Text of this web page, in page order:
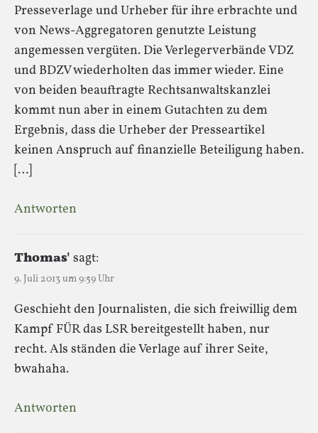
Presseverlage und Urheber für ihre erbrachte und
von News-Aggregatoren genutzte Leistung
angemessen vergüten. Die Verlegerverbände VDZ
und BDZV wiederholten das immer wieder. Eine
von beiden beauftragte Rechtsanwaltskanzlei
kommt nun aber in einem Gutachten zu dem
Ergebnis, dass die Urheber der Presseartikel
keinen Anspruch auf finanzielle Beteiligung haben.
[…]
Antworten
Thomas' sagt:
9. Juli 2013 um 9:59 Uhr
Geschieht den Journalisten, die sich freiwillig dem
Kampf FÜR das LSR bereitgestellt haben, nur
recht. Als ständen die Verlage auf ihrer Seite,
bwahaha.
Antworten